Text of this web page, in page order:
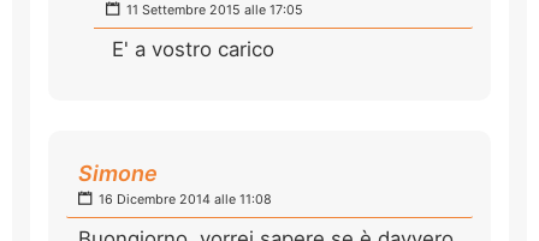
11 Settembre 2015 alle 17:05
E' a vostro carico
Simone
16 Dicembre 2014 alle 11:08